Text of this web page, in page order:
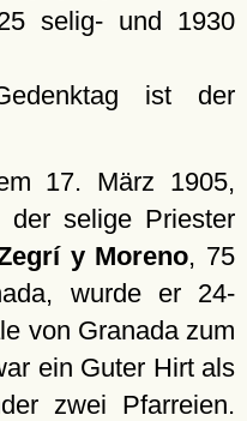
selig- und 1930
ist der
17. März 1905,
der selige Priester
y Moreno, 75
wurde er 24-
von Granada zum
ein Guter Hirt als
zwei Pfarreien.